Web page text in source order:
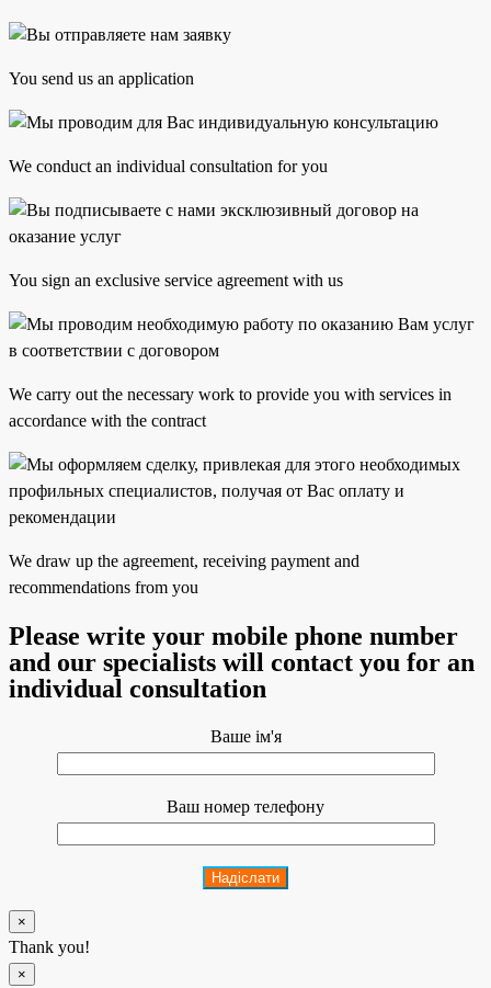
You send us an application
We conduct an individual consultation for you
You sign an exclusive service agreement with us
We carry out the necessary work to provide you with services in
accordance with the contract
We draw up the agreement, receiving payment and
recommendations from you
Please write your mobile phone number
and our specialists will contact you for an
individual consultation
Ваше ім'я
Ваш номер телефону
×
Thank you!
×